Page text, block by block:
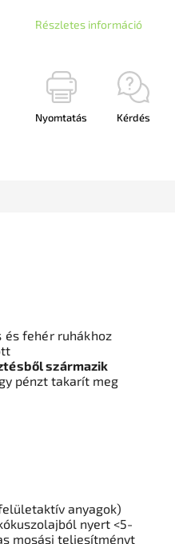
Részletes információ
Nyomtatás Kérdés
fehér ruhákhoz
származik
pénzt takarít meg
anyagok)
nyert <5-
mosási teljesítményt